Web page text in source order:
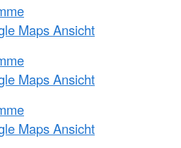
Maps Ansicht
Maps Ansicht
Maps Ansicht